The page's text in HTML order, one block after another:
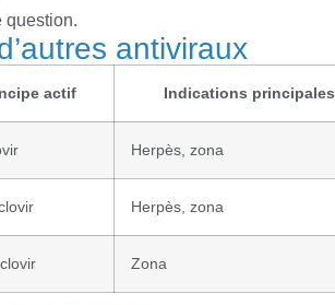
question.
antiviraux
actif Indications principales
Herpès, zona
Herpès, zona
Zona